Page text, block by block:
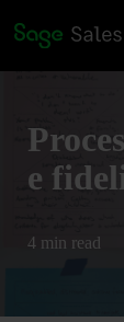
e
4 min read